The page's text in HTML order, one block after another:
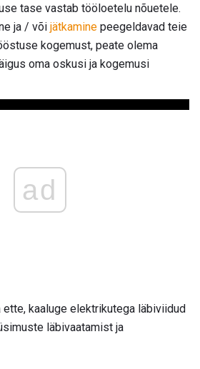
tase vastab tööloetelu nõuetele.
ja / või jätkamine peegeldavad teie
kogemust, peate olema
oma oskusi ja kogemusi
ad
kaaluge elektrikutega läbiviidud
läbivaatamist ja